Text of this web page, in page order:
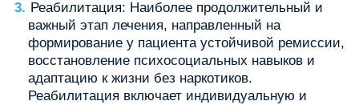
Реабилитация: Наиболее продолжительный и
важный этап лечения, направленный на
формирование у пациента устойчивой ремиссии,
восстановление психосоциальных навыков и
адаптацию к жизни без наркотиков.
Реабилитация включает индивидуальную и